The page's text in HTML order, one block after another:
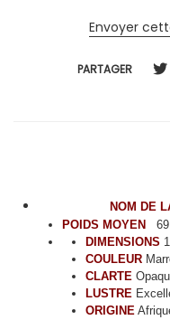
Envoyer
PARTAGER
NOM DE
POIDS MOYEN
DIMENSIONS
COULEUR
CLARTE
LUSTRE
ORIGINE